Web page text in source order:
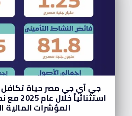
جي آي جي مصر حياة تكافل
استثنائياً
المؤشرات المالية